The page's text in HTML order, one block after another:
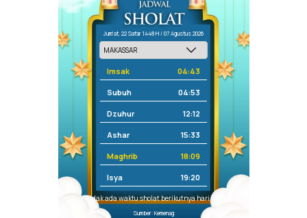
Jum'at, 22 Safar 1448 H / 07 Agustus 2026
Imsak 04:43
Subuh 04:53
Dzuhur 12:12
Ashar 15:33
Maghrib 18:09
Isya 19:20
Tidak ada waktu sholat berikutnya hari ini.
Sumber: Kemenag